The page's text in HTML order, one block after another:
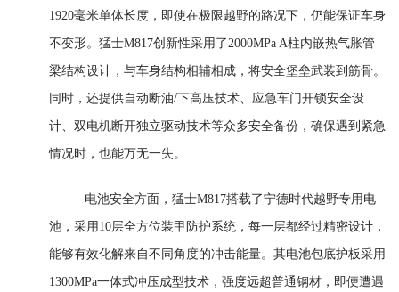
1920毫米单体长度，即使在极限越野的路况下，仍能保证车身
不变形。猛士M817创新性采用了2000MPa A柱内嵌热气胀管
梁结构设计，与车身结构相辅相成，将安全堡垒武装到筋骨。
同时，还提供自动断油/下高压技术、应急车门开锁安全设
计、双电机断开独立驱动技术等众多安全备份，确保遇到紧急
情况时，也能万无一失。
电池安全方面，猛士M817搭载了宁德时代越野专用电
池，采用10层全方位装甲防护系统，每一层都经过精密设计，
能够有效化解来自不同角度的冲击能量。其电池包底护板采用
1300MPa一体式冲压成型技术，强度远超普通钢材，即便遭遇